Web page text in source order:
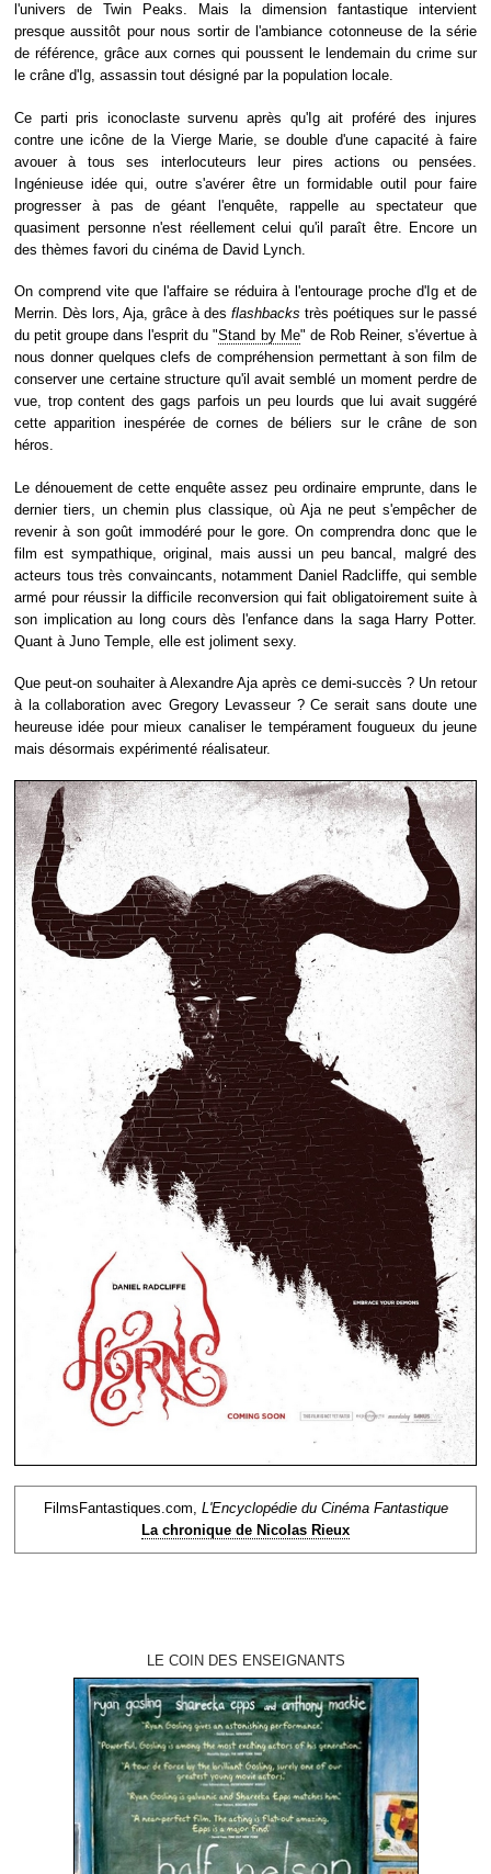
l'univers de Twin Peaks. Mais la dimension fantastique intervient
presque aussitôt pour nous sortir de l'ambiance cotonneuse de la série
de référence, grâce aux cornes qui poussent le lendemain du crime sur
le crâne d'Ig, assassin tout désigné par la population locale.
Ce parti pris iconoclaste survenu après qu'Ig ait proféré des injures
contre une icône de la Vierge Marie, se double d'une capacité à faire
avouer à tous ses interlocuteurs leur pires actions ou pensées.
Ingénieuse idée qui, outre s'avérer être un formidable outil pour faire
progresser à pas de géant l'enquête, rappelle au spectateur que
quasiment personne n'est réellement celui qu'il paraît être. Encore un
des thèmes favori du cinéma de David Lynch.
On comprend vite que l'affaire se réduira à l'entourage proche d'Ig et de
Merrin. Dès lors, Aja, grâce à des flashbacks très poétiques sur le passé
du petit groupe dans l'esprit du "Stand by Me" de Rob Reiner, s'évertue à
nous donner quelques clefs de compréhension permettant à son film de
conserver une certaine structure qu'il avait semblé un moment perdre de
vue, trop content des gags parfois un peu lourds que lui avait suggéré
cette apparition inespérée de cornes de béliers sur le crâne de son
héros.
Le dénouement de cette enquête assez peu ordinaire emprunte, dans le
dernier tiers, un chemin plus classique, où Aja ne peut s'empêcher de
revenir à son goût immodéré pour le gore. On comprendra donc que le
film est sympathique, original, mais aussi un peu bancal, malgré des
acteurs tous très convaincants, notamment Daniel Radcliffe, qui semble
armé pour réussir la difficile reconversion qui fait obligatoirement suite à
son implication au long cours dès l'enfance dans la saga Harry Potter.
Quant à Juno Temple, elle est joliment sexy.
Que peut-on souhaiter à Alexandre Aja après ce demi-succès ? Un retour
à la collaboration avec Gregory Levasseur ? Ce serait sans doute une
heureuse idée pour mieux canaliser le tempérament fougueux du jeune
mais désormais expérimenté réalisateur.
FilmsFantastiques.com, L'Encyclopédie du Cinéma Fantastique
La chronique de Nicolas Rieux
LE COIN DES ENSEIGNANTS